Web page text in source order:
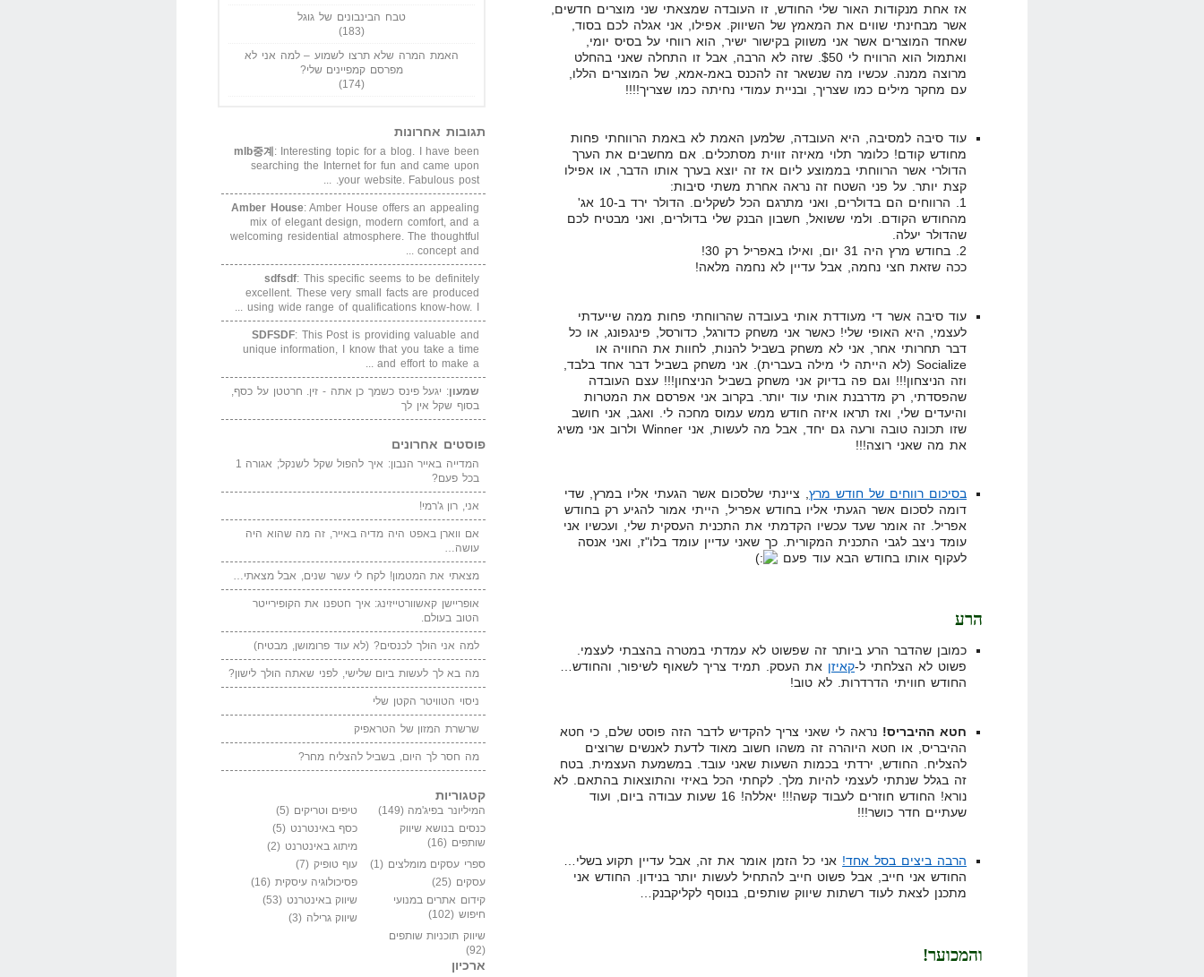
אז אחת מנקודות האור שלי החודש, זו העובדה שמצאתי שני מוצרים חדשים,
אשר מבחינתי שווים את המאמץ של השיווק. אפילו, אני אגלה לכם בסוד,
שאחד המוצרים אשר אני משווק בקישור ישיר, הוא רווחי על בסיס יומי,
ואתמול הוא הרוויח לי $50. שזה לא הרבה, אבל זו התחלה שאני בהחלט
מרוצה ממנה. עכשיו מה שנשאר זה להכנס באמ-אמא, של המוצרים הללו,
עם מחקר מילים כמו שצריך, ובניית עמודי נחיתה כמו שצריך!!!!
עוד סיבה למסיבה, היא העובדה, שלמען האמת לא באמת הרווחתי פחות
מחודש קודם! כלומר תלוי מאיזה זווית מסתכלים. אם מחשבים את הערך
הדולרי אשר הרווחתי בממוצע ליום אז זה יוצא בערך אותו הדבר, או אפילו
קצת יותר. על פני השטח זה נראה אחרת משתי סיבות:
1. הרווחים הם בדולרים, ואני מתרגם הכל לשקלים. הדולר ירד ב-10 אג'
מהחודש הקודם. ולמי ששואל, חשבון הבנק שלי בדולרים, ואני מבטיח לכם
שהדולר יעלה.
2. בחודש מרץ היה 31 יום, ואילו באפריל רק 30!
ככה שזאת חצי נחמה, אבל עדיין לא נחמה מלאה!
עוד סיבה אשר די מעודדת אותי בעובדה שהרווחתי פחות ממה שייעדתי
לעצמי, היא האופי שלי! כאשר אני משחק כדורגל, כדורסל, פינגפונג, או כל
דבר תחרותי אחר, אני לא משחק בשביל להנות, לחוות את החוויה או
Socialize (לא הייתה לי מילה בעברית). אני משחק בשביל דבר אחד בלבד,
וזה הניצחון!!! וגם פה בדיוק אני משחק בשביל הניצחון!!! עצם העובדה
שהפסדתי, רק מדרבנת אותי עוד יותר. בקרוב אני אפרסם את המטרות
והיעדים שלי, ואז תראו איזה חודש ממש עמוס מחכה לי. ואגב, אני חושב
שזו תכונה טובה ורעה גם יחד, אבל מה לעשות, אני Winner ולרוב אני משיג
את מה שאני רוצה!!!
בסיכום רווחים של חודש מרץ, ציינתי שלסכום אשר הגעתי אליו במרץ, שדי
דומה לסכום אשר הגעתי אליו בחודש אפריל, הייתי אמור להגיע רק בחודש
אפריל. זה אומר שעד עכשיו הקדמתי את התכנית העסקית שלי, ועכשיו אני
עומד ניצב לגבי התכנית המקורית. כך שאני עדיין עומד בלו"ז, ואני אנסה
לעקוף אותו בחודש הבא עוד פעם
הרע
כמובן שהדבר הרע ביותר זה שפשוט לא עמדתי במטרה בהצבתי לעצמי.
פשוט לא הצלחתי ל-קאיזן את העסק. תמיד צריך לשאוף לשיפור, והחודש…
החודש חוויתי הדרדרות. לא טוב!
חטא ההיבריס! נראה לי שאני צריך להקדיש לדבר הזה פוסט שלם, כי חטא
ההיבריס, או חטא היוהרה זה משהו חשוב מאוד לדעת לאנשים שרוצים
להצליח. החודש, ירדתי בכמות השעות שאני עובד. במשמעת העצמית. בטח
זה בגלל שנתתי לעצמי להיות מלך. לקחתי הכל באיזי והתוצאות בהתאם. לא
נורא! החודש חוזרים לעבוד קשה!!! יאללה! 16 שעות עבודה ביום, ועוד
שעתיים חדר כושר!!!
הרבה ביצים בסל אחד! אני כל הזמן אומר את זה, אבל עדיין תקוע בשלי…
החודש אני חייב, אבל פשוט חייב להתחיל לעשות יותר בנידון. החודש אני
מתכנן לצאת לעוד רשתות שיווק שותפים, בנוסף לקליקבנק…
והמכוער!
טבח הבינבונים של גוגל
(183)
האמת המרה שלא תרצו לשמוע – למה אני לא
מפרסם קמפיינים שלי?
(174)
תגובות אחרונות
mlb중계 : Interesting topic for a blog. I have been
searching the Internet for fun and came upon
your website. Fabulous post. ...
Amber House: Amber House offers an appealing
mix of elegant design, modern comfort, and a
welcoming residential atmosphere. The thoughtful
concept and ...
sdfsdf: This specific seems to be definitely
excellent. These very small facts are produced
using wide range of qualifications know-how. I ...
SDFSDF: This Post is providing valuable and
unique information, I know that you take a time
and effort to make a ...
שמעון: יגעל פינס כשמך כן אתה - זין. חרטטן על כסף,
בסוף שקל אין לך
פוסטים אחרונים
המדייה באייר הנבון: איך להפול שקל לשנקל; אגורה 1
בכל פעם?
אני, רון ג'רמי!
אם ווארן באפט היה מדיה באייר, זה מה שהוא היה
עושה…
מצאתי את המטמון! לקח לי עשר שנים, אבל מצאתי…
אופריישן קאשוורטייזינג: איך חטפנו את הקופירייטר
הטוב בעולם.
למה אני הולך לכנסים? (לא עוד פרומושן, מבטיח)
מה בא לך לעשות ביום שלישי, לפני שאתה הולך לישון?
ניסוי הטוויטר הקטן שלי
שרשרת המזון של הטראפיק
מה חסר לך היום, בשביל להצליח מחר?
קטגוריות
המיליונר בפיג'מה (149) טיפים וטריקים (5)
כנסים בנושא שיווק
שותפים (16)
כסף באינטרנט (5)
מיתוג באינטרנט (2)
ספרי עסקים מומלצים (1) עוף טופיק (7)
עסקים (25) פסיכולוגיה עיסקית (16)
קידום אתרים במנועי
חיפוש (102)
שיווק באינטרנט (53)
שיווק גרילה (3)
שיווק תוכניות שותפים
(92)
ארכיון